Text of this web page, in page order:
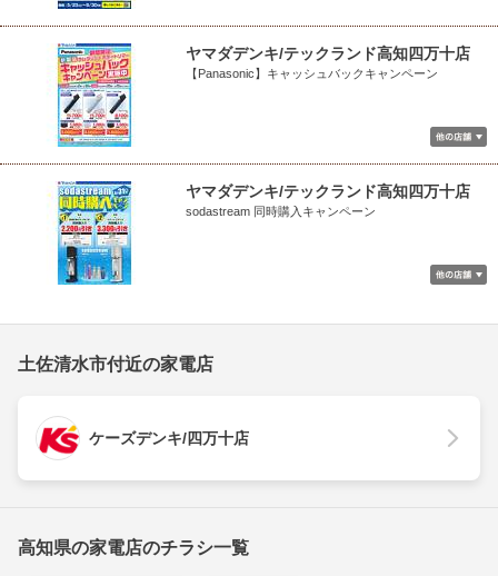
ヤマダデンキ/テックランド高知四万十店
【Panasonic】キャッシュバックキャンペーン
ヤマダデンキ/テックランド高知四万十店
sodastream 同時購入キャンペーン
土佐清水市付近の家電店
ケーズデンキ/四万十店
高知県の家電店のチラシ一覧